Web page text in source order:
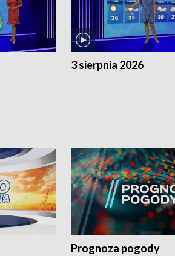
3 sierpnia 2026
Prognoza pogody